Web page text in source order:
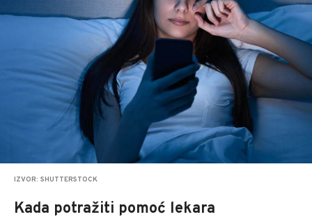
IZVOR: SHUTTERSTOCK
Kada potražiti pomoć lekara